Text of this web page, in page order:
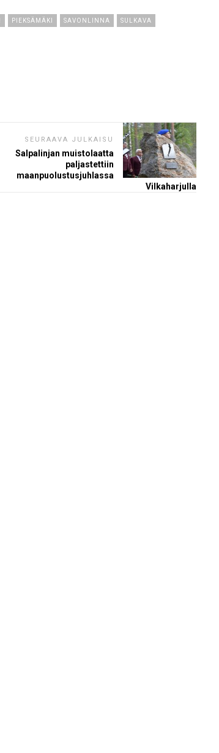
PIEKSÄMÄKI SAVONLINNA SULKAVA
SEURAAVA JULKAISU
Salpalinjan muistolaatta
paljastettiin
maanpuolustusjuhlassa
Vilkaharjulla